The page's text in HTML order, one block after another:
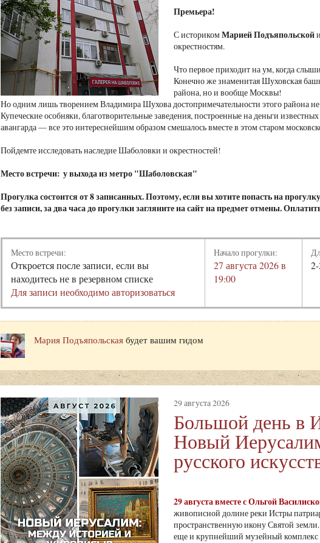
Премьера!
С историкомМарией Подъяпольской
окрестностям.
Что первое приходит на ум, когда
Конечно же знаменитая Шуховская
района, но и вообще Москвы!
Но одним лишь творением Владимира Шухова достопримечательности этого района
Купеческие особняки, благотворительные заведения, построенные на деньги
авангарда — все это интереснейшим образом смешалось вместе в этом старом
Пойдемте исследовать наследие Шаболовки и окрестностей!
Место встречи: у выхода из метро "Шаболовская"
Прогулка состоится от 8 записанных. Поэтому, если вы хотите попасть на
без записи, за два часа до прогулки загляните на сайт на предмет отмены.
Место встречи:
Откроется после записи, если вы
находитесь не в резервном списке
Для записи необходимо авторизоваться
Начало прогулки:
27 августа 2026 в
19:00
Мария Подъяпольская будет вашим гидом
29 августа 2026
Большой день в
Новый
русского
29 августа вместе с Ольгой
живописной долине реки Истры
пространственную икону Святой земли.
еще и крупнейший музейный комплекс